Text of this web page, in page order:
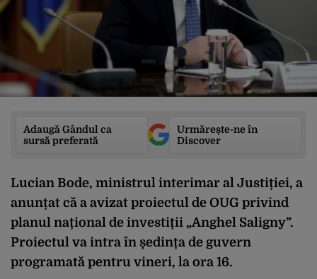
Adaugă Gândul ca
sursă preferată
Urmărește-ne în
Discover
Lucian Bode, ministrul interimar al Justiției, a
anunțat că a avizat proiectul de OUG privind
planul național de investiții „Anghel Saligny”.
Proiectul va intra în ședința de guvern
programată pentru vineri, la ora 16.